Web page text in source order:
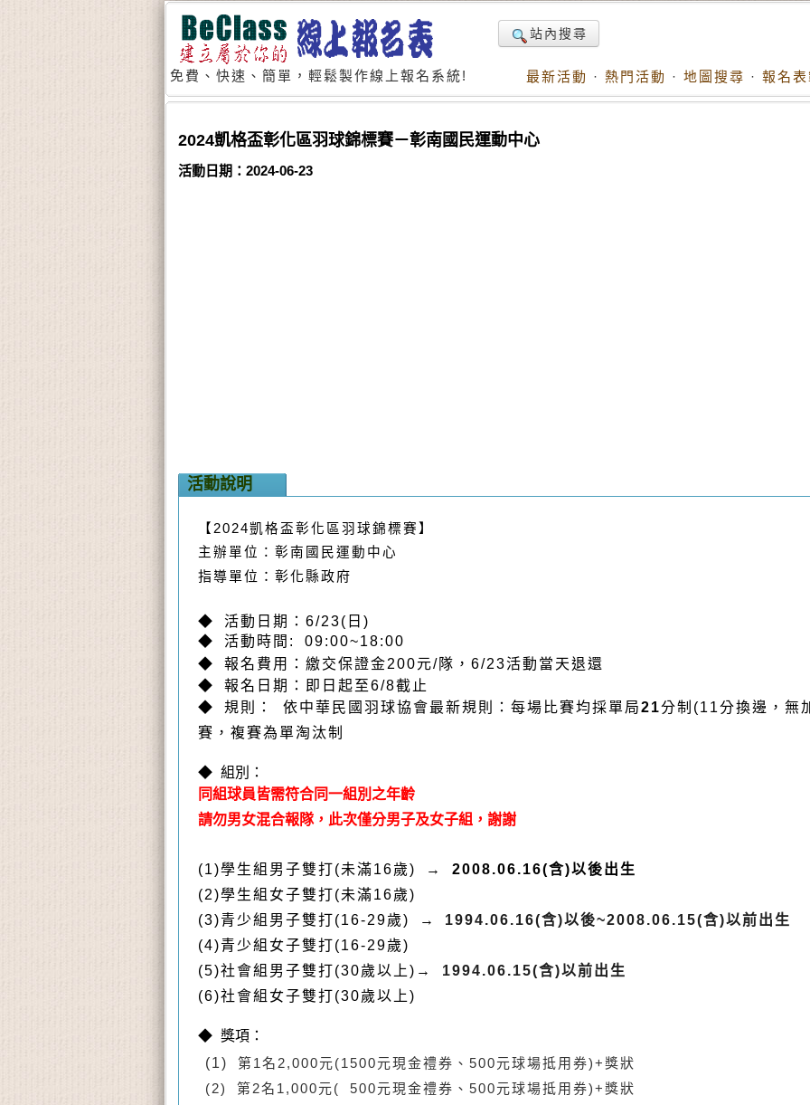
免費、快速、簡單，輕鬆製作線上報名系統!
站內搜尋
最新活動 · 熱門活動 · 地圖搜尋 · 報名
2024凱格盃彰化區羽球錦標賽－彰南國民運動中心
活動日期：2024-06-23
活動說明
【2024凱格盃彰化區羽球錦標賽】
主辦單位：彰南國民運動中心
指導單位：彰化縣政府
◆ 活動日期：6/23(日)
◆ 活動時間: 09:00~18:00
◆ 報名費用： 繳交保證金200元/隊，6/23活動當天退還
◆ 報名日期：即日起至6/8截止
◆ 規則： 依中華民國羽球協會最新規則： 每場比賽均採單局21分制(11分換邊，無
賽，複賽為單淘汰制
◆ 組別：
同組球員皆需符合同一組別之年齡
請勿男女混合報隊，此次僅分男子及女子組，謝謝
(1)學生組男子雙打(未滿16歲) → 2008.06.16(含)以後出生
(2)學生組女子雙打(未滿16歲)
(3)青少組男子雙打(16-29歲)
→
1994.06.16(含)以後~2008.06.15(含)以前出生
(4)青少組女子雙打(16-29歲)
(5)社會組男子雙打(30歲以上) → 1994.06.15(含)以前出生
(6)社會組女子雙打(30歲以上)
◆ 獎項：
(1) 第1名2,000元(1500元現金禮券、500元球場抵用券)+獎狀
(2) 第2名1,000元( 500元現金禮券、500元球場抵用券)+獎狀